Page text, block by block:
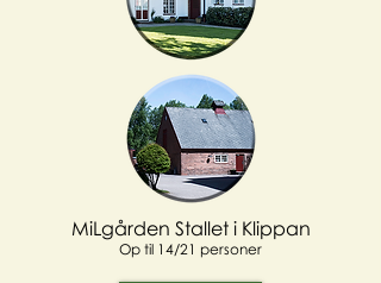
MiLgården Stallet i Klippan
Op til 14/21 personer